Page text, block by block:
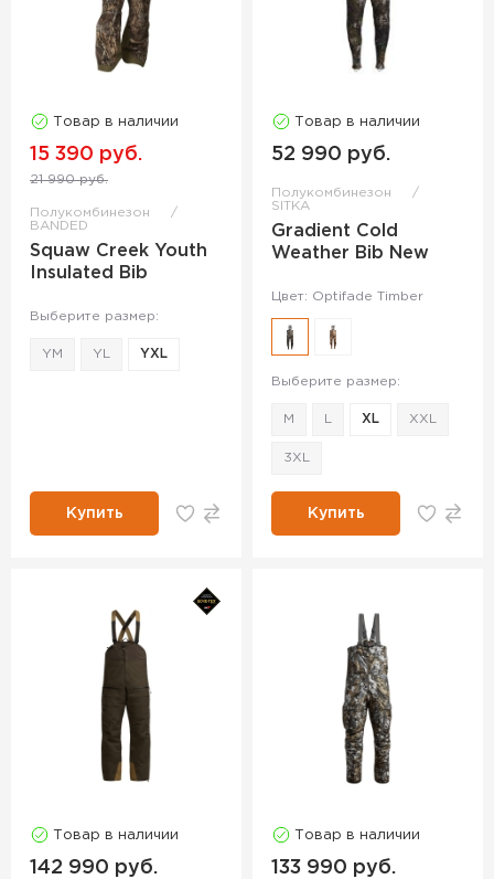
Товар в наличии
15 390 руб.
21 990 руб.
Полукомбинезон
BANDED
Squaw Creek Youth
Insulated Bib
Выберите размер:
YM YL YXL
Купить
Товар в наличии
52 990 руб.
Полукомбинезон
SITKA
Gradient Cold
Weather Bib New
Цвет: Optifade Timber
Выберите размер:
M XL XXL
3XL
Купить
Товар в наличии
142 990 руб.
Товар в наличии
133 990 руб.